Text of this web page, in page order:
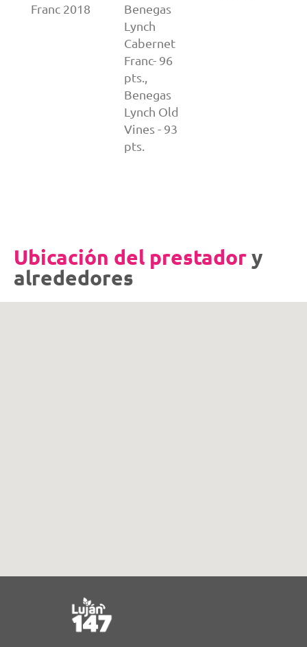
Franc 2018
Benegas
Lynch
Cabernet
Franc- 96
pts.,
Benegas
Lynch Old
Vines - 93
pts.
Ubicación del prestadory
alrededores